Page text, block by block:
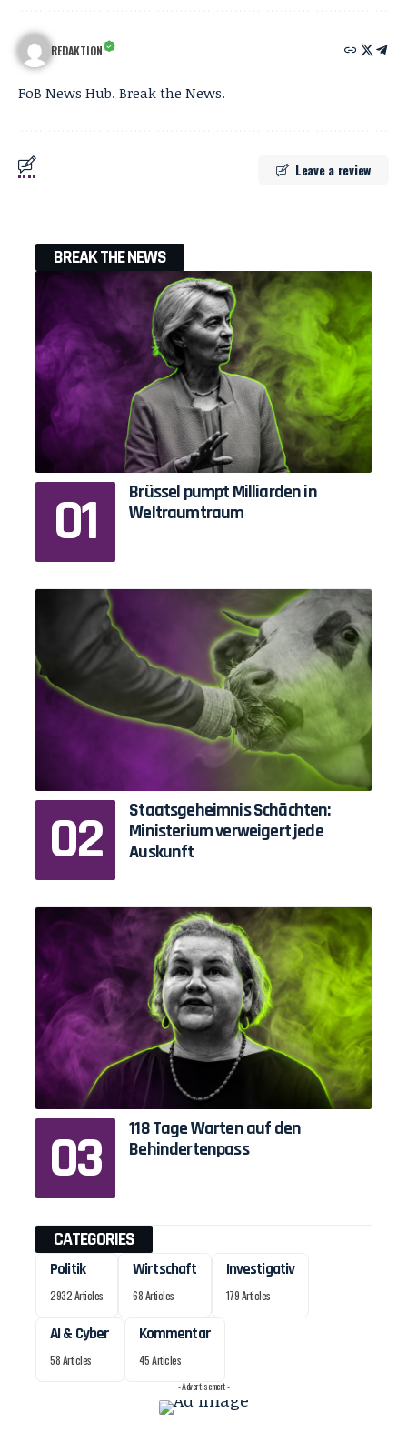
REDAKTION
FoB News Hub. Break the News.
Leave a review
BREAK THE NEWS
Brüssel pumpt Milliarden in
Weltraumtraum
Staatsgeheimnis Schächten:
Ministerium verweigert jede
Auskunft
118 Tage Warten auf den
Behindertenpass
CATEGORIES
Politik
2932 Articles
Wirtschaft
68 Articles
Investigativ
179 Articles
AI & Cyber
58 Articles
Kommentar
45 Articles
- Advertisement -